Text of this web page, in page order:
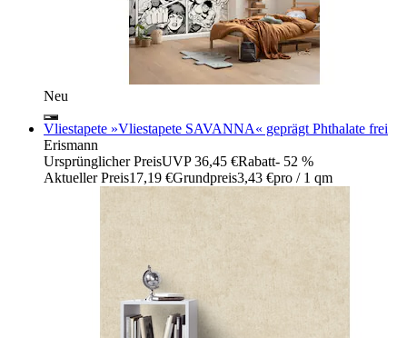
Neu
Vliestapete »Vliestapete SAVANNA« geprägt Phthalate frei
Erismann
Ursprünglicher PreisUVP 36,45 €Rabatt- 52 %
Aktueller Preis17,19 €Grundpreis3,43 €pro / 1 qm